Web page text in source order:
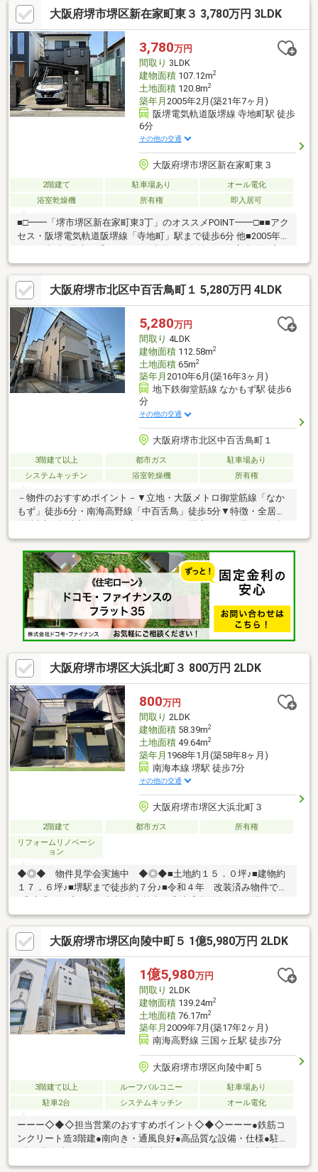
小学校まで240m◆中学校…陵西中学校まで950m◆スーパー…サン
プラザ堺少林寺町西店まで470m◆コンビニ…ファミリーマート堺
中之町東店まで350m＼ユースフルって／１．購入・売却・賃貸の
安心オールサポート♪２．住宅ローン取扱い銀行と多数連携で低金
利の比較可能♪
大阪府堺市堺区新在家町東３ 3,780万円 3LDK
3,780万円
間取り 3LDK
建物面積107.12m2
土地面積120.8m2
築年月 2005年2月(築21年7ヶ月)
阪堺電気軌道阪堺線 寺地町駅 徒歩
6分
その他の交通
大阪府堺市堺区新在家町東３
2階建て 駐車場あり
オール電化
浴室乾燥機
所有権 即入居可
■□━━「堺市堺区新在家町東3丁」のオススメPOINT━━□■■アク
セス・阪堺電気軌道阪堺線「寺地町」駅まで徒歩6分 他■2005年2
好。■外階段から、2階洋室(約12.5帖)にアクセス可能。■1台駐車
可能です(車種による)。■2026年5月内装リフォーム内容・新調：
キッチン、ユニットバス、洗面化粧台、トイレ(1・2階)
TVモニター付きインターホン、コンセント・スイッチ、分電盤・
張替：クロス(全室)、フロアタイル(LDK・洋室・廊下・和室板
間) CF(トイレ、洗面所)・その他：ハウスクリーニング
大阪府堺市北区中百舌鳥町１ 5,280万円 4LDK
5,280万円
間取り 4LDK
建物面積112.58m2
土地面積65m2
築年月 2010年6月(築16年3ヶ月)
地下鉄御堂筋線 なかもず駅 徒歩6
分
その他の交通
大阪府堺市北区中百舌鳥町１
3階建て以上 都市ガス
駐車場あり
システムキッチン
浴室乾燥機 所有権
－物件のおすすめポイント－▼立地・大阪メトロ御堂筋線「なか
もず」徒歩6分・南海高野線「中百舌鳥」徒歩5分▼特徴・全居室
話が弾む対面式キッチン・約6帖の和室付・車庫有(車種制限有)・
前面道路は幅員約6m▼設備・浴室乾燥機・TVモニタ付インター
ホン▼令和8年6月室内リフォーム済【新調】キッチン、給湯器、
洗面台 等【張替】クロス(LDK・洗面所・トイレ) 等【その他】ハ
ウスクリーニング■ ご希望の住まい探しをお手伝いします
━━━━━・・・物件の詳細・ご相談はお気軽にお問い合わせく
ださい。
大阪府堺市堺区大浜北町３ 800万円 2LDK
800万円
間取り 2LDK
建物面積58.39m2
土地面積49.64m2
築年月 1968年1月(築58年8ヶ月)
南海本線 堺駅 徒歩7分
その他の交通
大阪府堺市堺区大浜北町３
2階建て 都市ガス
所有権
リフォームリノベーシ
ョン
◆◎◆ 物件見学会実施中 ◆◎◆■土地約１５．０坪♪■建物約
１７．６坪♪■堺駅まで徒歩約７分♪■令和４年 改装済み物件です
♪◎◆◎ 住宅ローン相談会実施中 ◎◆◎物件探しと同様に、
お金のことは不動産購入について大事なことです。まずクリアに
なれば、後は気に入る物件を探すだけですね。去年の年収が分か
ればある程度借入可能な金額が分かります。お気軽にお問い合わ
せ下さいませ。
大阪府堺市堺区向陵中町５ 1億5,980万円 2LDK
1億5,980万円
間取り 2LDK
建物面積139.24m2
土地面積76.17m2
築年月 2009年7月(築17年2ヶ月)
南海高野線 三国ヶ丘駅 徒歩7分
大阪府堺市堺区向陵中町５
3階建て以上 ルーフバルコニー
駐車場あり
駐車2台
システムキッチン オール電化
ーーー◇◆◇担当営業のおすすめポイント◇◆◇ーーー●鉄筋コ
ンクリート造3階建●南向き・通風良好●高品質な設備・仕様●駐車
テルライク